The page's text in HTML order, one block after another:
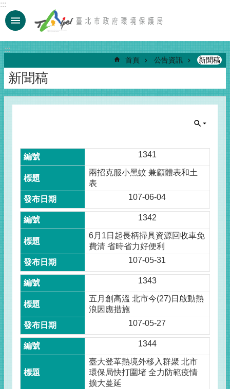
跳到主要內容區塊
:::
:::
首頁 公告資訊 新聞稿
新聞稿
1341
兩招克服小黑蚊 兼顧體表和土
表
107-06-04
1342
6月1日起長柄掃具資源回收車免
費清 省時省力好便利
107-05-31
1343
五月創高溫 北市今(27)日啟動熱
浪因應措施
107-05-27
1344
臺大登革熱境外移入群聚 北市
環保局快打圍堵 全力防範疫情
擴大蔓延